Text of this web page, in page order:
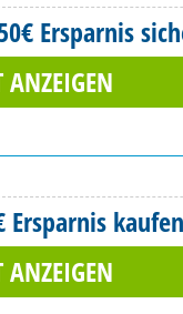
Ersparnis
ANZEIGEN
kaufen
ANZEIGEN